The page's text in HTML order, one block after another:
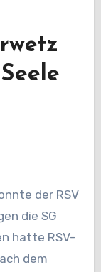
die SG
hatte RSV-
dem